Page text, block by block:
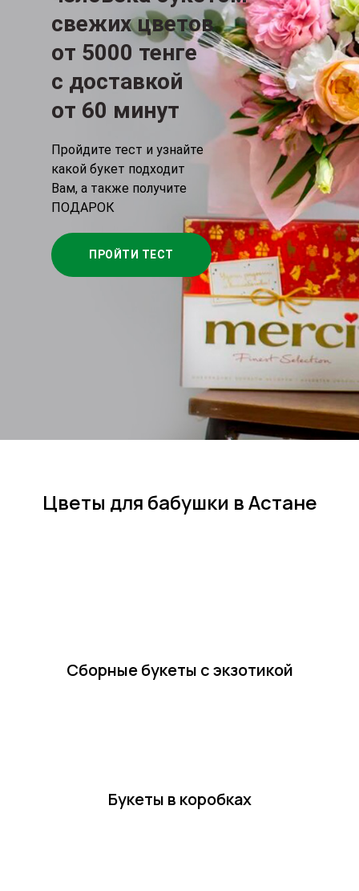
ПРОЙТИ ТЕСТ
Пройдите тест и узнайте
какой букет подходит
Вам, а также получите
ПОДАРОК
свежих цветов
от 5000 тенге
c доставкой
от 60 минут
Цветы для бабушки в Астане
Сборные букеты с экзотикой
Букеты в коробках